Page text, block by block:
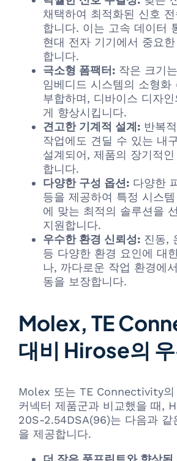
채택하여 최적화된 신호
합니다. 이는 고속 데이터
현대 전자 기기에서 중요
합니다.
극소형 폼팩터: 작은 크기
임베디드 시스템의 소형화
부합하며, 디바이스 디자
게 향상시킵니다.
견고한 기계적 설계: 반복
작업에도 견딜 수 있는 내
설계되어, 제품의 장기적
합니다.
다양한 구성 옵션: 다양한
등을 제공하여 특정 시스
에 맞는 최적의 솔루션을
지원합니다.
우수한 환경 신뢰성: 진동,
등 다양한 환경 요인에 대
나, 까다로운 작업 환경에
동을 보장합니다.
Molex, TE
대비 Hirose의
Molex 또는 TE Connectivity의
커넥터 제품군과 비교했을 때,
20S-2.54DSA(96)는 다음과 같
을 제공합니다.